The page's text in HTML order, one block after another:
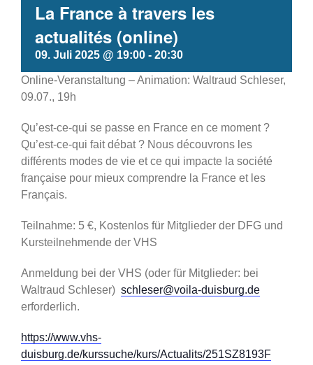
La France à travers les
actualités (online)
09. Juli 2025 @ 19:00 - 20:30
Online-Veranstaltung – Animation: Waltraud Schleser,
09.07., 19h
Qu’est-ce-qui se passe en France en ce moment ?
Qu’est-ce-qui fait débat ? Nous découvrons les
différents modes de vie et ce qui impacte la société
française pour mieux comprendre la France et les
Français.
Teilnahme: 5 €, Kostenlos für Mitglieder der DFG und
Kursteilnehmende der VHS
Anmeldung bei der VHS (oder für Mitglieder: bei
Waltraud Schleser) schleser@voila-duisburg.de
erforderlich.
https://www.vhs-
duisburg.de/kurssuche/kurs/Actualits/251SZ8193F